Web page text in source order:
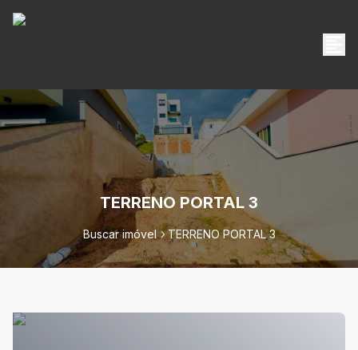
TERRENO PORTAL 3
Buscar imóvel TERRENO PORTAL 3